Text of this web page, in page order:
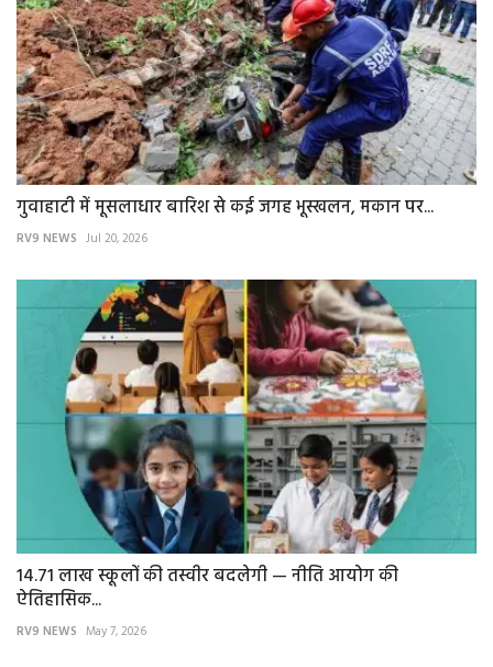
गुवाहाटी में मूसलाधार बारिश से कई जगह भूस्खलन, मकान पर...
RV9 NEWS Jul 20, 2026
14.71 लाख स्कूलों की तस्वीर बदलेगी — नीति आयोग की
ऐतिहासिक...
RV9 NEWS May 7, 2026